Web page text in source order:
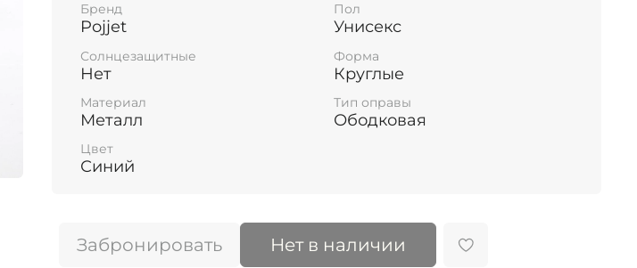
Бренд
Pojjet
Пол
Унисекс
Солнцезащитные
Нет
Форма
Круглые
Материал
Металл
Тип оправы
Ободковая
Цвет
Синий
Забронировать Нет в наличии